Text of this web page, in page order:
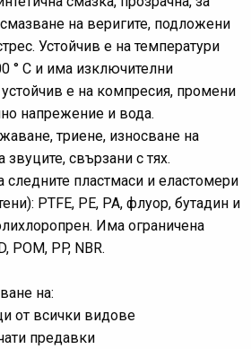
на веригите, подложени
Устойчив е на температури
° C и има изключителни
е на компресия, промени
напрежение и вода.
триене, износване на
звуците, свързани с тях.
следните пластмаси и еластомери
PTFE, PE, PA, флуор, бутадин и
Има ограничена
POM, PP, NBR.
на:
от всички видове
предавки